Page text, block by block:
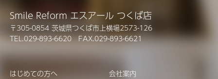
Smile Reform エスアール つくば店
〒305-0854 茨城県つくば市上横場2573-126
TEL.029-893-6620 FAX.029-893-6621
はじめての方へ
会社案内